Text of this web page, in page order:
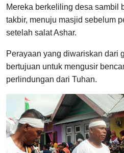
Mereka berkeliling desa sambil
takbir, menuju masjid sebelum
setelah salat Ashar.
Perayaan yang diwariskan dari
bertujuan untuk mengusir
perlindungan dari Tuhan.